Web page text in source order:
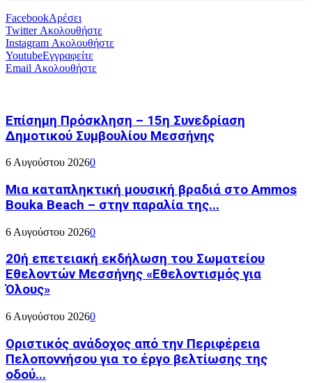
FacebookΑρέσει
TwitterΑκολουθήστε
Instagram Ακολουθήστε
YoutubeΕγγραφείτε
Email Ακολουθήστε
Επίσημη Πρόσκληση – 15η Συνεδρίαση
Δημοτικού Συμβουλίου Μεσσήνης
6 Αυγούστου 20260
Μια καταπληκτική μουσική βραδιά στο Ammos
Bouka Beach – στην παραλία της...
6 Αυγούστου 20260
20ή επετειακή εκδήλωση του Σωματείου
Εθελοντών Μεσσήνης «Εθελοντισμός για
Όλους»
6 Αυγούστου 20260
Οριστικός ανάδοχος από την Περιφέρεια
Πελοποννήσου για το έργο βελτίωσης της
οδού...